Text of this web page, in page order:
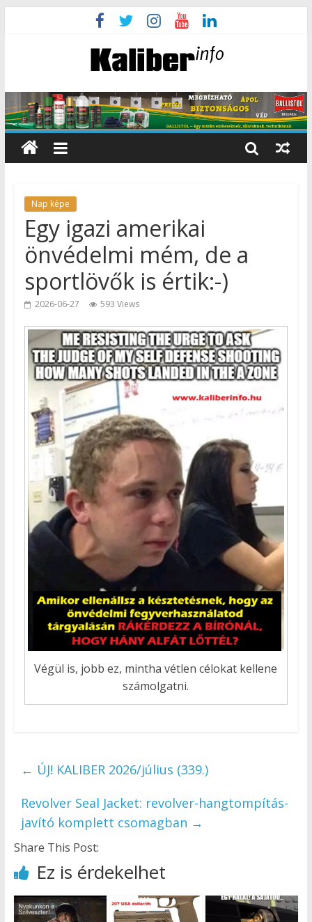
Nap képe
Egy igazi amerikai
önvédelmi mém, de a
sportlövők is értik:-)
2026-06-27 593 Views
Végül is, jobb ez, mintha vétlen célokat kellene
számolgatni.
← ÚJ! KALIBER 2026/július (339.)
Revolver Seal Jacket: revolver-hangtompítás-
javító komplett csomagban →
Share This Post:
Ez is érdekelhet